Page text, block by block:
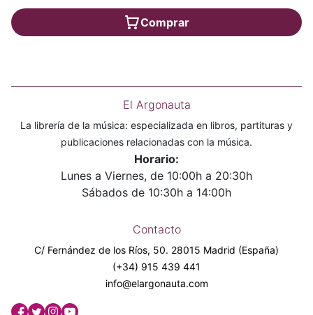
Comprar
El Argonauta
La librería de la música: especializada en libros, partituras y
publicaciones relacionadas con la música.
Horario:
Lunes a Viernes, de 10:00h a 20:30h
Sábados de 10:30h a 14:00h
Contacto
C/ Fernández de los Ríos, 50. 28015 Madrid (España)
(+34) 915 439 441
info@elargonauta.com